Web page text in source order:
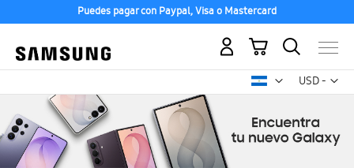
Puedes pagar con Paypal, Visa o Mastercard
USD -
dólar
Mi carrito